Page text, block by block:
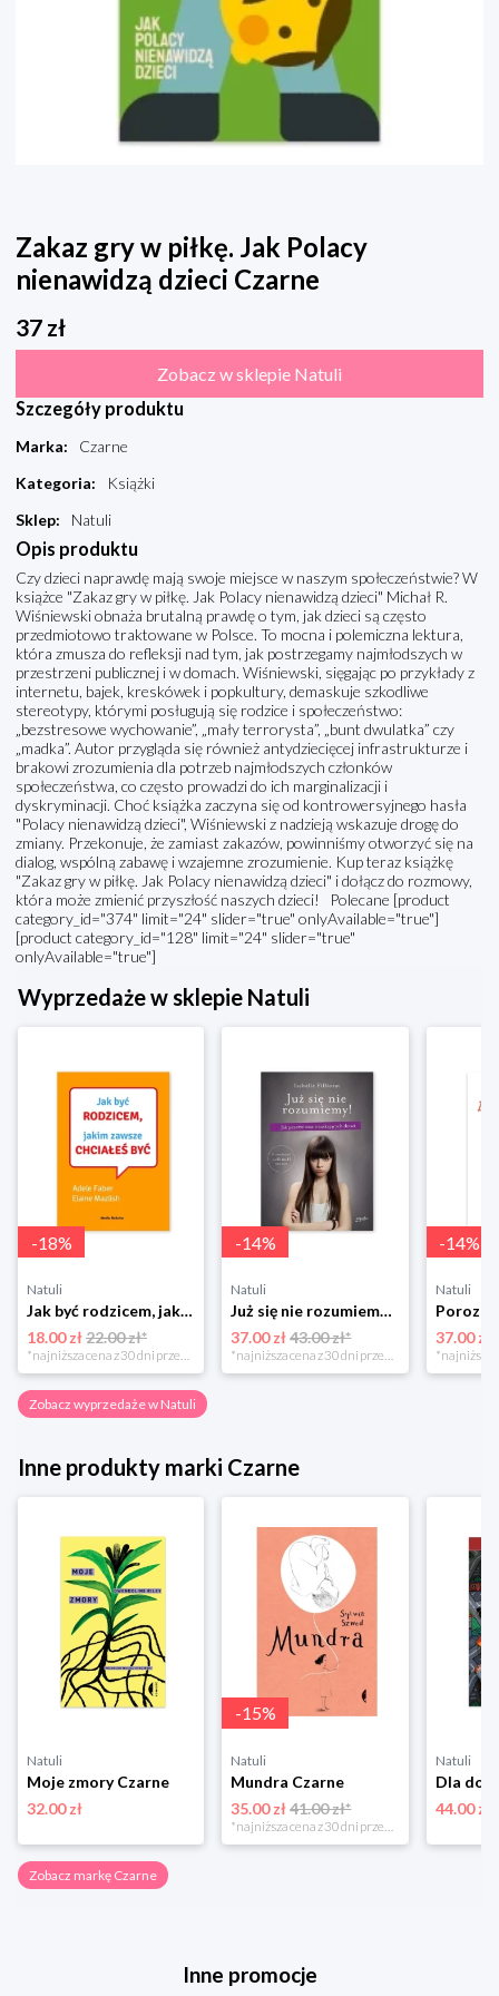
Zakaz gry w piłkę. Jak Polacy
nienawidzą dzieci Czarne
37 zł
Zobacz w sklepie Natuli
Szczegóły produktu
Marka:
Czarne
Kategoria:
Książki
Sklep: Natuli
Opis produktu
Czy dzieci naprawdę mają swoje miejsce w naszym społeczeństwie? W
książce "Zakaz gry w piłkę. Jak Polacy nienawidzą dzieci" Michał R.
Wiśniewski obnaża brutalną prawdę o tym, jak dzieci są często
przedmiotowo traktowane w Polsce. To mocna i polemiczna lektura,
która zmusza do refleksji nad tym, jak postrzegamy najmłodszych w
przestrzeni publicznej i w domach. Wiśniewski, sięgając po przykłady z
internetu, bajek, kreskówek i popkultury, demaskuje szkodliwe
stereotypy, którymi posługują się rodzice i społeczeństwo:
„bezstresowe wychowanie”, „mały terrorysta”, „bunt dwulatka” czy
„madka”. Autor przygląda się również antydziecięcej infrastrukturze i
brakowi zrozumienia dla potrzeb najmłodszych członków
społeczeństwa, co często prowadzi do ich marginalizacji i
dyskryminacji. Choć książka zaczyna się od kontrowersyjnego hasła
"Polacy nienawidzą dzieci", Wiśniewski z nadzieją wskazuje drogę do
zmiany. Przekonuje, że zamiast zakazów, powinniśmy otworzyć się na
dialog, wspólną zabawę i wzajemne zrozumienie. Kup teraz książkę
"Zakaz gry w piłkę. Jak Polacy nienawidzą dzieci" i dołącz do rozmowy,
która może zmienić przyszłość naszych dzieci! Polecane [product
category_id="374" limit="24" slider="true" onlyAvailable="true"]
[product category_id="128" limit="24" slider="true"
onlyAvailable="true"]
Wyprzedaże w sklepie Natuli
-18%
Natuli
Jak być rodzicem, jakim zawsze chciałeś być Media rodzina
18.00 zł22.00 zł*
*najniższa cena z 30 dni przed obniżką
-14%
Natuli
Już się nie rozumiemy! Jak przeżyć czas trzaskających drzwi Esprit
37.00 zł 43.00 zł*
*najniższa cena z 30 dni przed obniżką
-14%
Natuli
37.00 zł
Zobacz wyprzedaże w Natuli
Inne produkty marki Czarne
Natuli
Moje zmory Czarne
32.00 zł
-15%
Natuli
Mundra Czarne
35.00 zł 41.00 zł*
Natuli
44.00 zł
Zobacz markę Czarne
Inne promocje